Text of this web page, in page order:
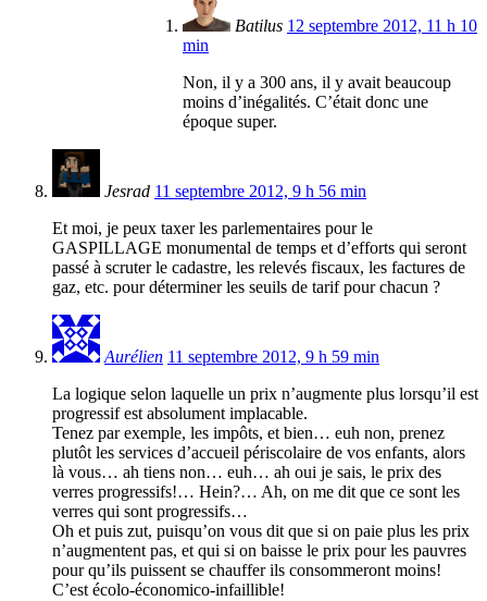
Batilus 12 septembre 2012, 11 h 10
min
Non, il y a 300 ans, il y avait beaucoup
moins d’inégalités. C’était donc une
époque super.
Jesrad 11 septembre 2012, 9 h 56 min
Et moi, je peux taxer les parlementaires pour le
GASPILLAGE monumental de temps et d’efforts qui seront
passé à scruter le cadastre, les relevés fiscaux, les factures de
gaz, etc. pour déterminer les seuils de tarif pour chacun ?
Aurélien 11 septembre 2012, 9 h 59 min
La logique selon laquelle un prix n’augmente plus lorsqu’il est
progressif est absolument implacable.
Tenez par exemple, les impôts, et bien… euh non, prenez
plutôt les services d’accueil périscolaire de vos enfants, alors
là vous… ah tiens non… euh… ah oui je sais, le prix des
verres progressifs!… Hein?… Ah, on me dit que ce sont les
verres qui sont progressifs…
Oh et puis zut, puisqu’on vous dit que si on paie plus les prix
n’augmentent pas, et qui si on baisse le prix pour les pauvres
pour qu’ils puissent se chauffer ils consommeront moins!
C’est écolo-économico-infaillible!